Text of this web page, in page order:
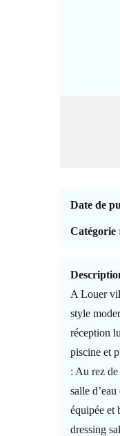
Date de
Catégorie
A Louer
style
réception
piscine et
: Au rez de
salle
équipée et
dressing